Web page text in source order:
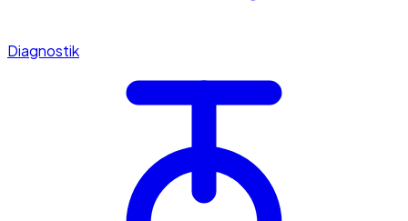
Diagnostik